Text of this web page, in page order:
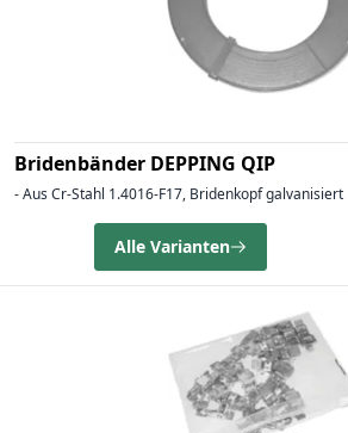
Bridenbänder DEPPING QIP
- Aus Cr-Stahl 1.4016-F17, Bridenkopf galvanisiert
Alle Varianten